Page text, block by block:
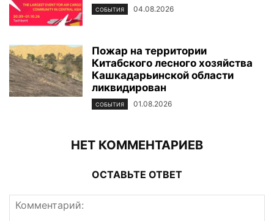
СОБЫТИЯ 04.08.2026
Пожар на территории
Китабского лесного хозяйства
Кашкадарьинской области
ликвидирован
СОБЫТИЯ 01.08.2026
НЕТ КОММЕНТАРИЕВ
ОСТАВЬТЕ ОТВЕТ